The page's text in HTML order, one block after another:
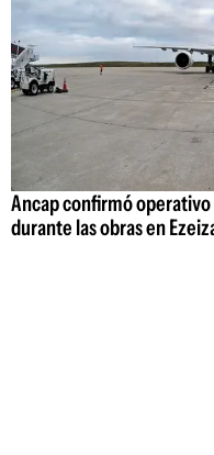
Ancap confirmó
durante las obras en